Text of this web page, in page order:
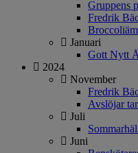
Gruppens
Fredrik
Januari
Gott Nytt
2024
November
Fredrik
Avslöjar
Juli
Juni